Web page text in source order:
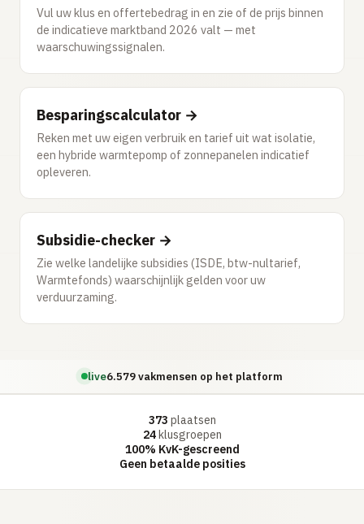
Vul uw klus en offertebedrag in en zie of de prijs binnen
de indicatieve marktband 2026 valt — met
waarschuwingssignalen.
Besparingscalculator →
Reken met uw eigen verbruik en tarief uit wat isolatie,
een hybride warmtepomp of zonnepanelen indicatief
opleveren.
Subsidie-checker →
Zie welke landelijke subsidies (ISDE, btw-nultarief,
Warmtefonds) waarschijnlijk gelden voor uw
verduurzaming.
live6.579 vakmensen op het platform
373 plaatsen
24klusgroepen
100% KvK-gescreend
Geen betaalde posities